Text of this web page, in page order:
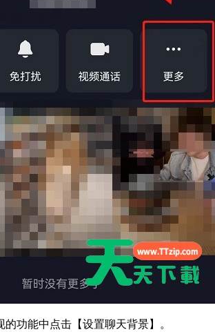
功能中点击【设置聊天背景】。